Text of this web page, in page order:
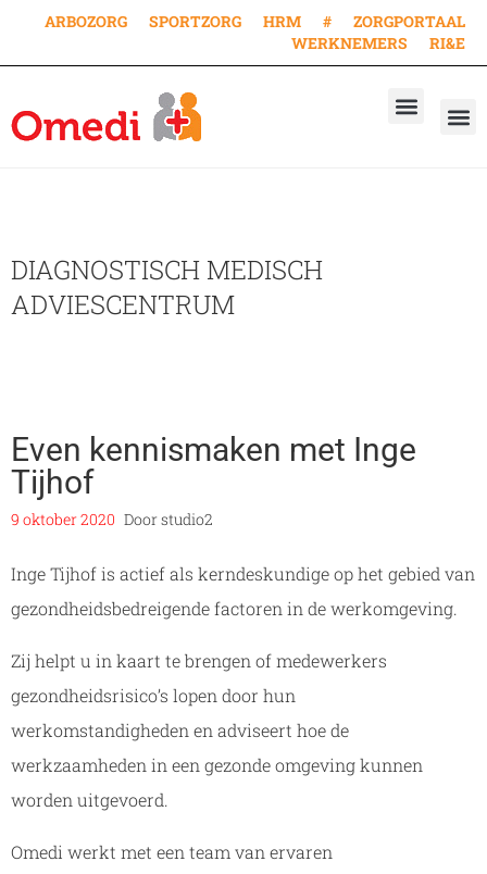
ARBOZORG SPORTZORG HRM #
ZORGPORTAAL
WERKNEMERS
RI&E
DIAGNOSTISCH MEDISCH
ADVIESCENTRUM
Even kennismaken met Inge
Tijhof
9 oktober 2020 Doorstudio2
Inge Tijhof is actief als kerndeskundige op het gebied van
gezondheidsbedreigende factoren in de werkomgeving.
Zij helpt u in kaart te brengen of medewerkers
gezondheidsrisico’s lopen door hun
werkomstandigheden en adviseert hoe de
werkzaamheden in een gezonde omgeving kunnen
worden uitgevoerd.
Omedi werkt met een team van ervaren